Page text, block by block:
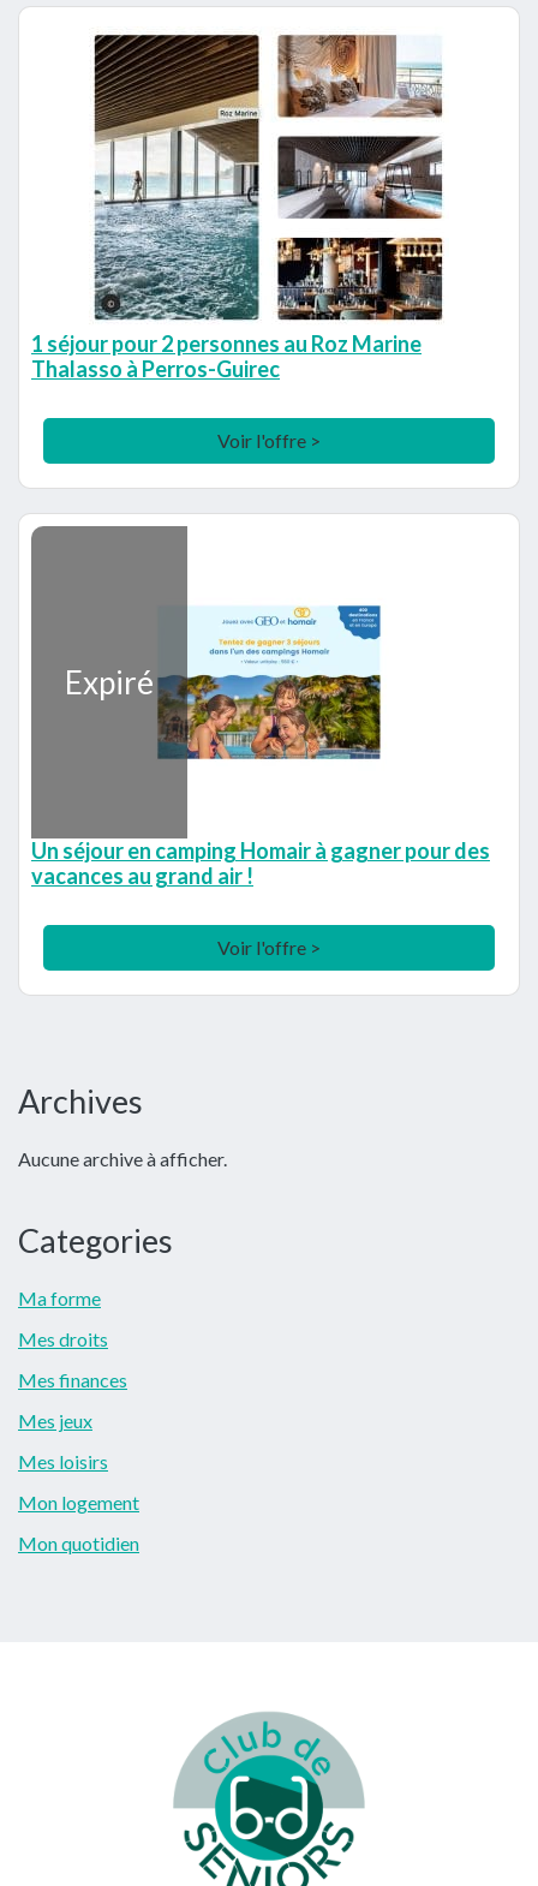
1 séjour pour 2 personnes au Roz Marine
Thalasso à Perros-Guirec
Voir l'offre >
Expiré
Un séjour en camping Homair à gagner pour des
vacances au grand air !
Voir l'offre >
Barre
principale
Archives
Aucune archive à afficher.
Categories
Ma forme
Mes droits
Mes finances
Mes jeux
Mes loisirs
Mon logement
Mon quotidien